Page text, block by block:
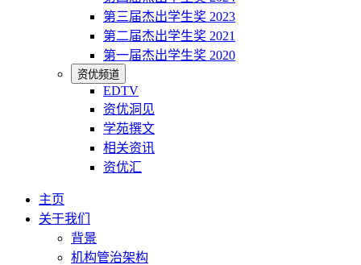
第三届杰出学生奖 2023
第二届杰出学生奖 2021
第一届杰出学生奖 2020
资优频道
EDTV
资优洞见
学苑撰文
相关资讯
资优汇
主页
关于我们
背景
机构管治架构